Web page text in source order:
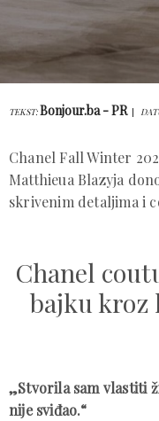
TEKST:Bonjour.ba - PR
Chanel Fall Winter
Matthieua Blazyja
skrivenim detaljima i
Chanel
bajku kroz
„Stvorila sam vlastiti
nije sviđao.“